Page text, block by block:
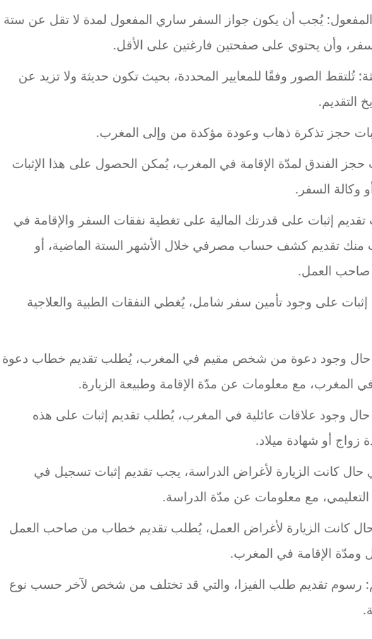
يُجب أن يكون جواز السفر ساري المفعول لمدة لا تقل عن ستة
وأن يحتوي على صفحتين فارغتين على الأقل.
الصور وفقًا للمعايير المحددة، بحيث تكون حديثة ولا تزيد عن
التقديم.
حجز تذكرة ذهاب وعودة مؤكدة من وإلى المغرب.
حجز الفندق لمدّة الإقامة في المغرب، يُمكن الحصول على هذا الإثبات
وكالة السفر.
إثبات على قدرتك المالية على تغطية نفقات السفر والإقامة في
تقديم كشف حساب مصرفي خلال الأشهر الستة الماضية، أو
العمل.
على وجود تأمين سفر شامل، يُغطي النفقات الطبية والعلاجية
وجود دعوة من شخص مقيم في المغرب، يُطلب تقديم خطاب دعوة
مع معلومات عن مدّة الإقامة وطبيعة الزيارة.
حال وجود علاقات عائلية في المغرب، يُطلب تقديم إثبات على هذه
زواج أو شهادة ميلاد.
حال كانت الزيارة لأغراض الدراسة، يجب تقديم إثبات تسجيل في
التعليمي، مع معلومات عن مدّة الدراسة.
كانت الزيارة لأغراض العمل، يُطلب تقديم خطاب من صاحب العمل
ومدّة الإقامة في المغرب.
رسوم تقديم طلب الفيزا، والتي قد تختلف من شخص لآخر حسب نوع